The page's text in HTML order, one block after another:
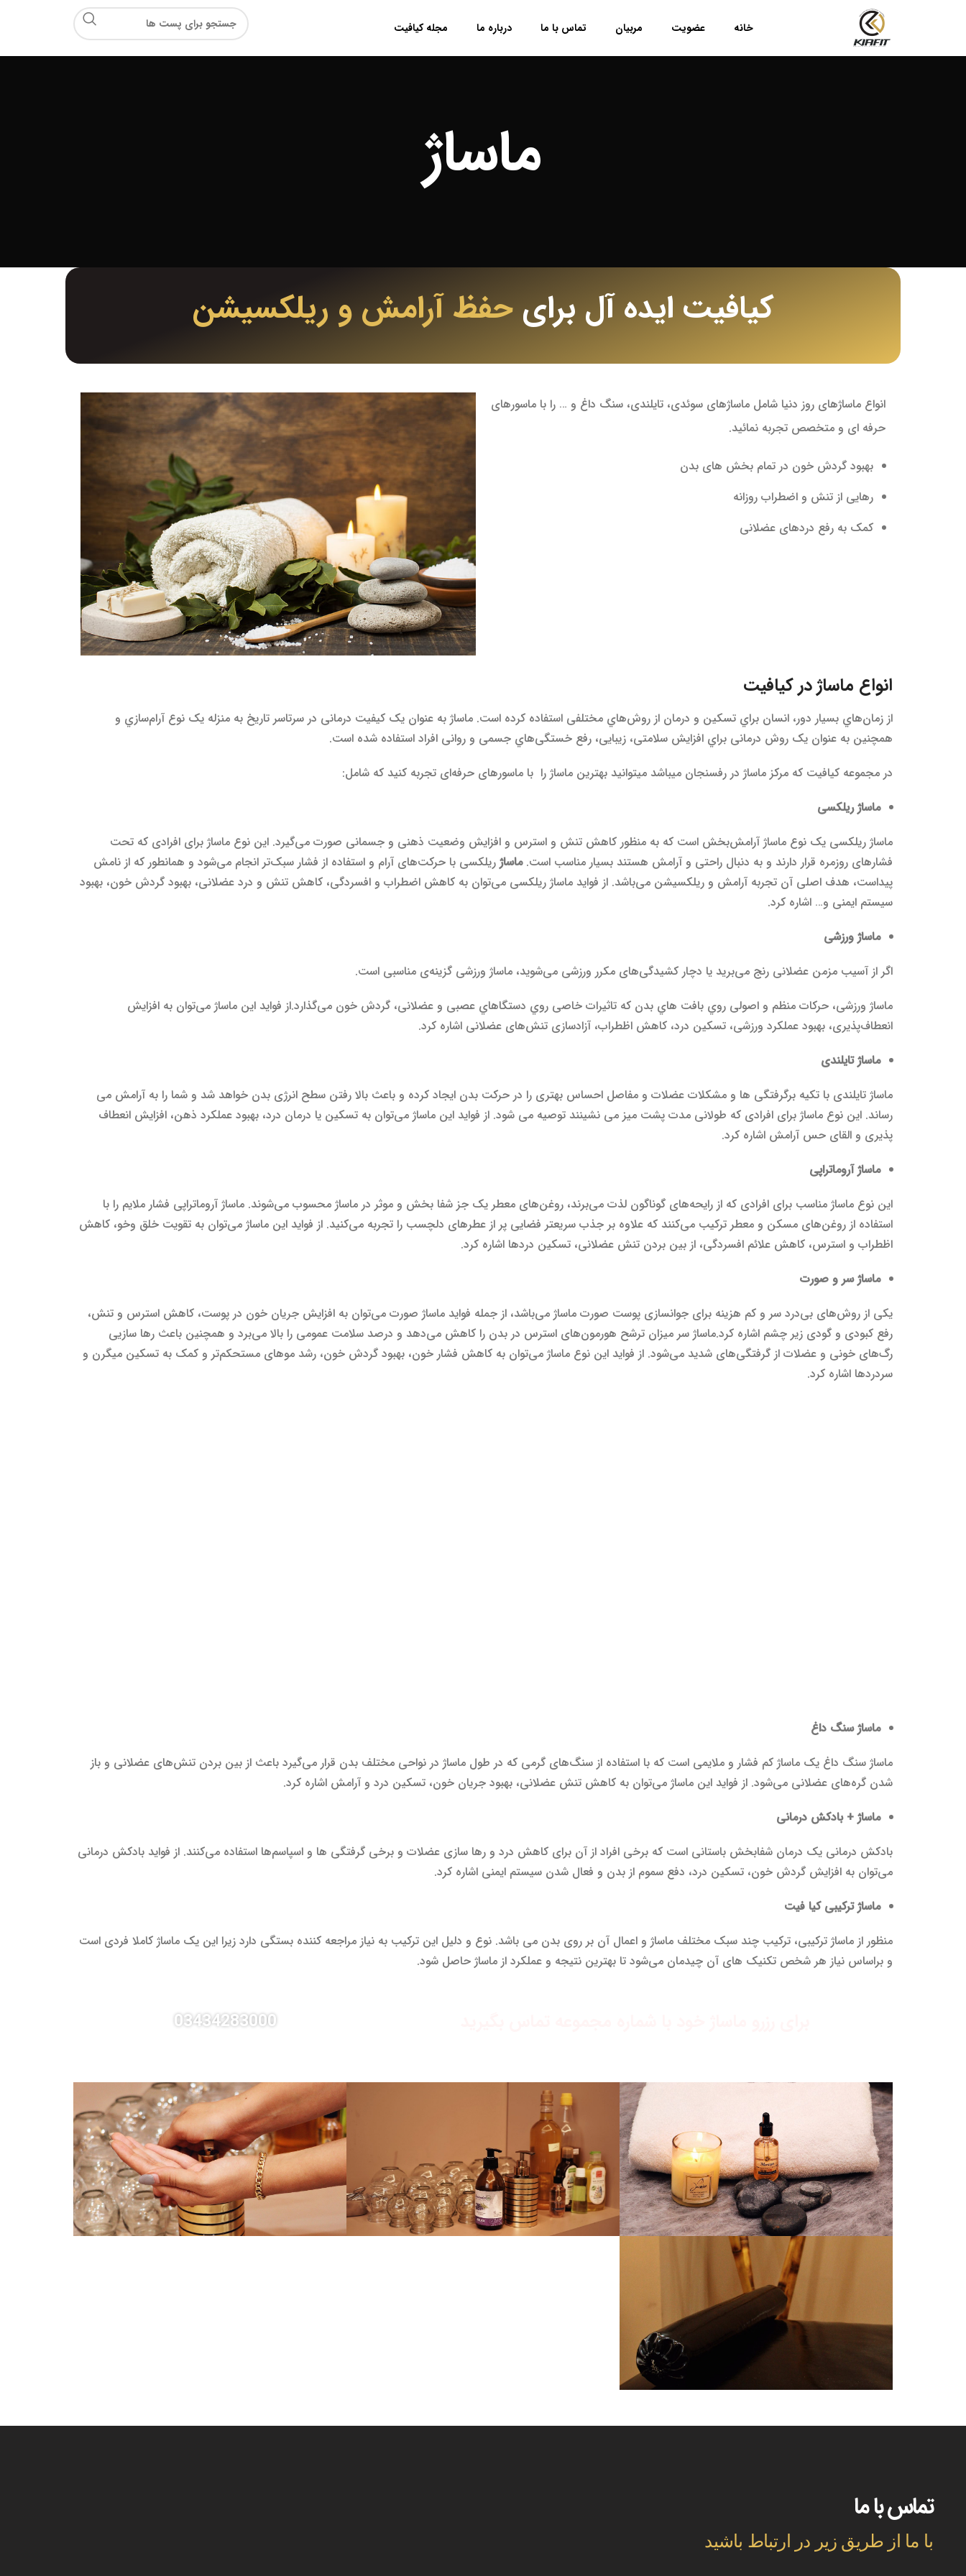
خانه عضویت مربیان تماس با ما درباره ما مجله کیافیت
ماساژ
کیافیت ایده آل برایحفظ آرامش و ریلکسیشن
انواع ماساژهای روز دنیا شامل ماساژهای سوئدی، تایلندی، سنگ داغ و … را با ماسورهای
حرفه ای و متخصص تجربه نمائید.
بهبود گردش خون در تمام بخش های بدن
رهایی از تنش و اضطراب روزانه
کمک به رفع دردهای عضلانی
انواع ماساژ در کیافیت
از زمان‌هاي بسیار دور، انسان براي تسکین و درمان از روش‌‍‌هاي مختلفی استفاده ‌کرده است. ماساژ به عنوان یک کیفیت درمانی در سرتاسر تاریخ به منزله یک نوع آرام‌سازي و
همچنین به عنوان یک روش درمانی براي افزایش سلامتی، زیبایی، رفع خستگی‌هاي جسمی ‌و روانی افراد استفاده ‌‌شده است.
در مجموعه کیافیت که مرکز ماساژ در رفسنجان میباشد میتوانید بهترین ماساژ را با ماسورهای حرفه‌ای تجربه کنید که شامل:
ماساژ ریلکسی
ماساژ ریلکسی یک نوع ماساژ آرامش‌بخش است که به منظور کاهش تنش و استرس و افزایش وضعیت ذهنی و جسمانی صورت می‌گیرد. این نوع ماساژ برای افرادی که تحت
فشارهای روزمره قرار دارند و به دنبال راحتی و آرامش هستند بسیار مناسب است.ماساژ ریلکسی با حرکت‌های آرام و استفاده از فشار سبک‌تر انجام می‌شود و همانطور که از نامش
پیداست، هدف اصلی آن تجربه آرامش و ریلکسیشن می‌باشد. از فواید ماساژ ریلکسی می‌توان به کاهش اضطراب و افسردگی، کاهش تنش و درد عضلانی، بهبود گردش خون، بهبود
سیستم ایمنی و… اشاره کرد.
ماساژ ورزشی
اگر از آسیب مزمن عضلانی رنج می‌برید یا دچار کشیدگی‌های مکرر ورزشی می‌شوید، ماساژ ورزشی گزینه‌‌‌‌ی مناسبی است.
ماساژ ورزشی، حرکات منظم و اصولی روي بافت هاي بدن که تاثیرات خاصی روي دستگاهاي عصبی و عضلانی، گردش خون می‌گذارد.از فواید این ماساژ می‌توان به افزایش
انعطاف‌پذیری، بهبود عملکرد ورزشی، تسکین درد، کاهش اظطراب، آزادسازی تنش‌های عضلانی اشاره کرد.
ماساژ تایلندی
ماساژ تایلندی با تکیه برگرفتگی ها و مشکلات عضلات و مفاصل احساس بهتری را در حرکت بدن ایجاد کرده و باعث بالا رفتن سطح انرژی بدن خواهد شد و شما را به آرامش می
رساند. این نوع ماساژ برای افرادی که طولانی مدت پشت میز می نشینند توصیه می شود. از فواید این ماساژ می‌توان به تسکین یا درمان درد، بهبود عملکرد ذهن، افزایش انعطاف
پذیری و القای حس آرامش اشاره کرد.
ماساژ آروماتراپی
این نوع ماساژ مناسب برای افرادی که از رایحه‌های گوناگون لذت می‌برند، روغن‌های معطر یک جز شفا بخش و موثر در ماساژ محسوب می‌شوند. ماساژ آروماتراپی فشار ملایم را با
استفاده از روغن‌های مسکن و معطر ترکیب می‌کنند که علاوه بر جذب سریعتر فضایی پر از عطرهای دلچسب را تجربه می‌کنید. از فواید این ماساژ می‌توان به تقویت خلق وخو، کاهش
اظطراب و استرس، کاهش علائم افسردگی، از بین بردن تنش عضلانی، تسکین دردها اشاره کرد.
ماساژسر و صورت
یکی از روش‌های بی‌درد سر و کم هزینه برای جوانسازی پوست صورت ماساژ می‌باشد، از جمله فواید ماساژ صورت می‌توان به افزایش جریان خون در پوست، کاهش استرس و تنش،
رفع کبودی و گودی زیر چشم اشاره کرد.ماساژ سر میزان ترشح هورمون‌های استرس در بدن را کاهش می‌دهد و درصد سلامت عمومی را بالا می‌برد و همچنین باعث رها سازیی
رگ‌های خونی و عضلات از گرفتگی‌های شدید می‌شود. از فواید این نوع ماساژ می‌توان به کاهش فشار خون، بهبود گردش خون، رشد موهای مستحکم‌تر و کمک به تسکین میگرن و
سردردها اشاره کرد.
ماساژ سنگ داغ
ماساژ سنگ داغ یک ماساژ کم فشار و ملایمی است که با استفاده از سنگ‌های گرمی که در طول ماساژ در نواحی مختلف بدن قرار می‌گیرد باعث از بین بردن تنش‌های عضلانی و باز
شدن گره‌های عضلانی می‌شود. از فواید این ماساژ می‌توان به کاهش تنش عضلانی، بهبود جریان خون، تسکین درد و آرامش اشاره کرد.
ماساژ +بادکش درمانی
بادکش درمانی یک درمان شفابخش باستانی است که برخی افراد از آن برای کاهش درد و رها سازی عضلات و برخی گرفتگی ها و اسپاسم‌ها استفاده می‌کنند. از فواید بادکش درمانی
می‌توان به افزایش گردش خون، تسکین درد، دفع سموم از بدن و فعال شدن سیستم ایمنی اشاره کرد.
ماساژ ترکیبی کیا فیت
منظور از ماساژ ترکیبی، ترکیب چند سبک مختلف ماساژ و اعمال آن بر روی بدن می باشد. نوع و دلیل این ترکیب به نیاز مراجعه کننده بستگی دارد زیرا این یک ماساژ کاملا فردی است
و براساس نیاز هر شخص تکنیک های آن چیدمان می‌شود تا بهترین نتیجه و عملکرد از ماساژ حاصل شود.
03434283000
تماس با ما
با ما از طریق زیر در ارتباط باشید